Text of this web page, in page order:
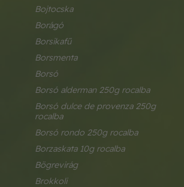
bojtocska
borágó
borsikafű
borsmenta
borsó
borsó alderman 250g rocalba
borsó dulce de provenza 250g
rocalba
borsó rondo 250g rocalba
borzaskata 10g rocalba
bögrevirág
brokkoli